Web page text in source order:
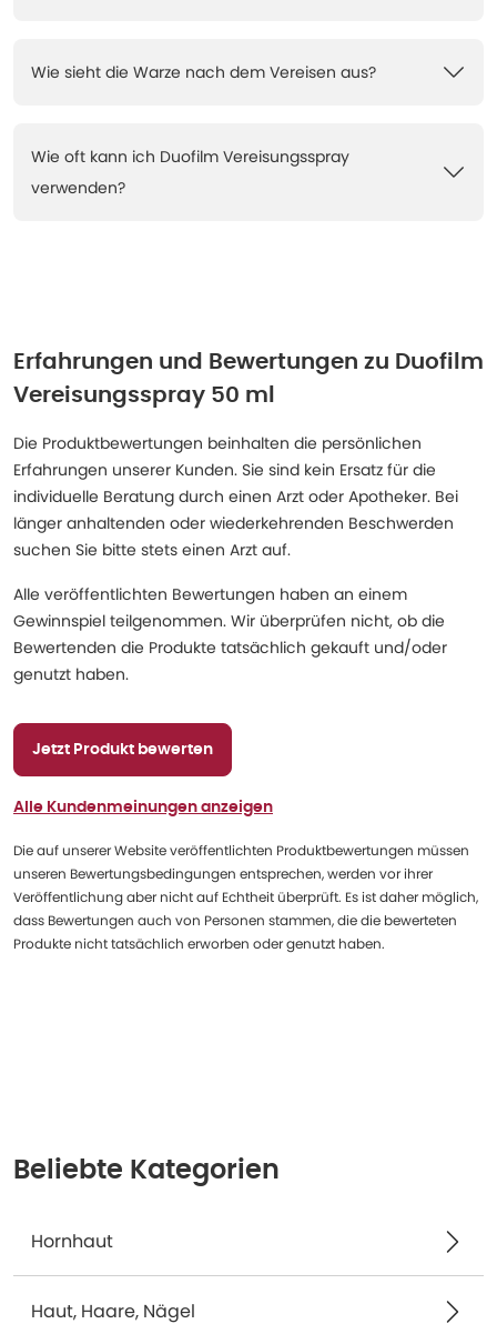
Wie sieht die Warze nach dem Vereisen aus?
Wie oft kann ich Duofilm Vereisungsspray
verwenden?
Erfahrungen und Bewertungen zu Duofilm
Vereisungsspray 50 ml
Die Produktbewertungen beinhalten die persönlichen
Erfahrungen unserer Kunden. Sie sind kein Ersatz für die
individuelle Beratung durch einen Arzt oder Apotheker. Bei
länger anhaltenden oder wiederkehrenden Beschwerden
suchen Sie bitte stets einen Arzt auf.
Alle veröffentlichten Bewertungen haben an einem
Gewinnspiel teilgenommen. Wir überprüfen nicht, ob die
Bewertenden die Produkte tatsächlich gekauft und/oder
genutzt haben.
Jetzt Produkt bewerten
Alle Kundenmeinungen anzeigen
Die auf unserer Website veröffentlichten Produktbewertungen müssen
unseren Bewertungsbedingungen entsprechen, werden vor ihrer
Veröffentlichung aber nicht auf Echtheit überprüft. Es ist daher möglich,
dass Bewertungen auch von Personen stammen, die die bewerteten
Produkte nicht tatsächlich erworben oder genutzt haben.
Beliebte Kategorien
Hornhaut
Haut, Haare, Nägel